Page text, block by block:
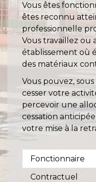
Vous êtes
êtes reconnu
professionnelle
Vous travaillez ou
établissement où
des matériaux
Vous pouvez,
cesser votre
percevoir une
cessation
votre mise à la
Fonctionnaire
Contractuel